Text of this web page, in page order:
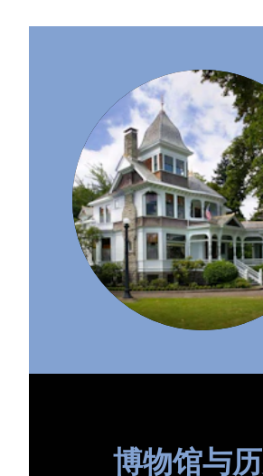
博物馆与